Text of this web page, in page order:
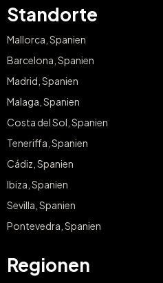
Standorte
Mallorca, Spanien
Barcelona, Spanien
Madrid, Spanien
Malaga, Spanien
Costa del Sol, Spanien
Teneriffa, Spanien
Cádiz, Spanien
Ibiza, Spanien
Sevilla, Spanien
Pontevedra, Spanien
Regionen